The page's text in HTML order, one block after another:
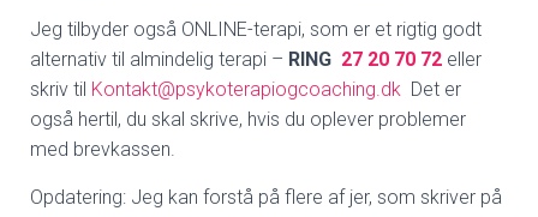
Jeg tilbyder også ONLINE-terapi, som er et rigtig godt
alternativ til almindelig terapi – RING 27 20 70 72 eller
skriv til Kontakt@psykoterapiogcoaching.dk Det er
også hertil, du skal skrive, hvis du oplever problemer
med brevkassen.
Opdatering: Jeg kan forstå på flere af jer, som skriver på